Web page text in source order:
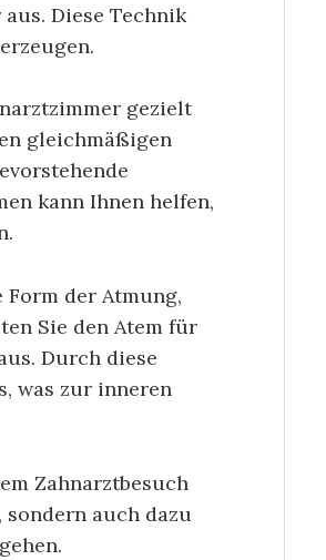
Diese Technik
gezielt
gleichmäßigen
kann Ihnen helfen,
der Atmung,
Sie den Atem für
Durch diese
was zur inneren
Zahnarztbesuch
auch dazu